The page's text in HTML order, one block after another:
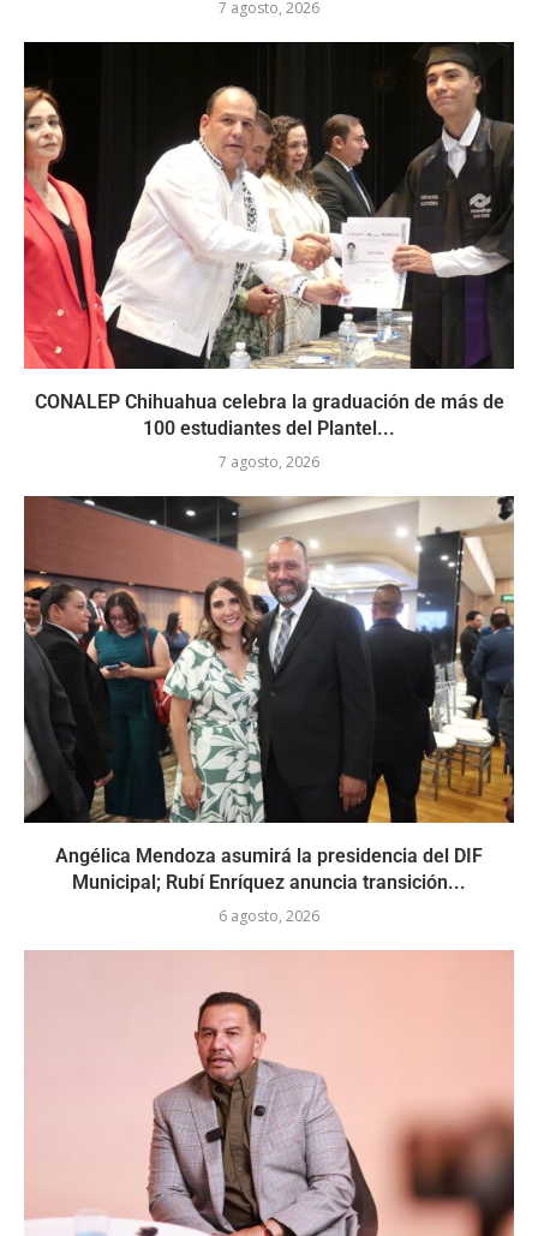
7 agosto, 2026
CONALEP Chihuahua celebra la graduación de más de
100 estudiantes del Plantel...
7 agosto, 2026
Angélica Mendoza asumirá la presidencia del DIF
Municipal; Rubí Enríquez anuncia transición...
6 agosto, 2026